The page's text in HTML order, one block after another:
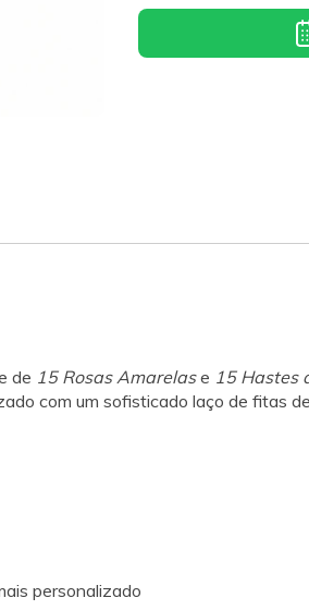
de 15 Rosas Amarelase 15 Hastes
com um sofisticado laço de fitas
personalizado